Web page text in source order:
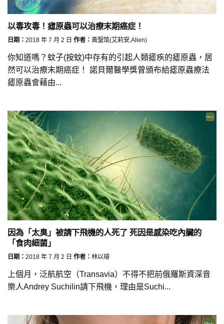
以毒攻毒！瘧原蟲可以治療末期癌症！
日期： 2018 年 7 月 2 日 作者： 黃聖筑(艾莉安,Alien)
你知道嗎？蚊子(按蚊)中存有的引起人類瘧疾的瘧原蟲，居
然可以治療末期癌症！ 諾貝爾醫學獎曾頒布給瘧原蟲療法
瘧原蟲會藉由...
因為「太臭」被請下飛機的人死了 死因是感染吃內臟的
「食肉細菌」
日期： 2018 年 7 月 2 日 作者： 林以璿
上個月，泛航航空（Transavia）不得不把前俄羅斯資深音
樂人Andrey Suchilin請下飛機，理由是Suchi...